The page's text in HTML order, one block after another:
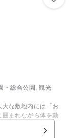
・総合公園, 観光
な敷地内には「お
まれながら体を動
ヨシノが咲き、
は、散策やリラッ